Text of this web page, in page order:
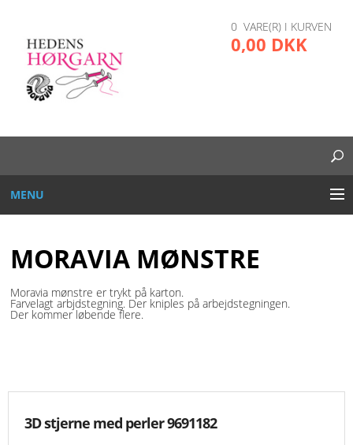
0 VARE(R) I KURVEN
0,00 DKK
MENU
DIVERSE
GARN OG TRÅD
KNIPLING
MØNSTRE OG BØGER
MORAVIA MØNSTRE
Moravia mønstre er trykt på karton.
Farvelagt arbjdstegning. Der kniples på arbejdstegningen.
Der kommer løbende flere.
3D stjerne med perler 9691182